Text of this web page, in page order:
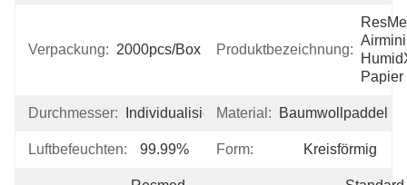
Verpackung: 2000pcs/box Produktbezeichnung:
Airmini
Papier
Durchmesser: IndividualisiertMaterial: Baumwollpaddel
Luftbefeuchten: 99.99% Form: Kreisförmig